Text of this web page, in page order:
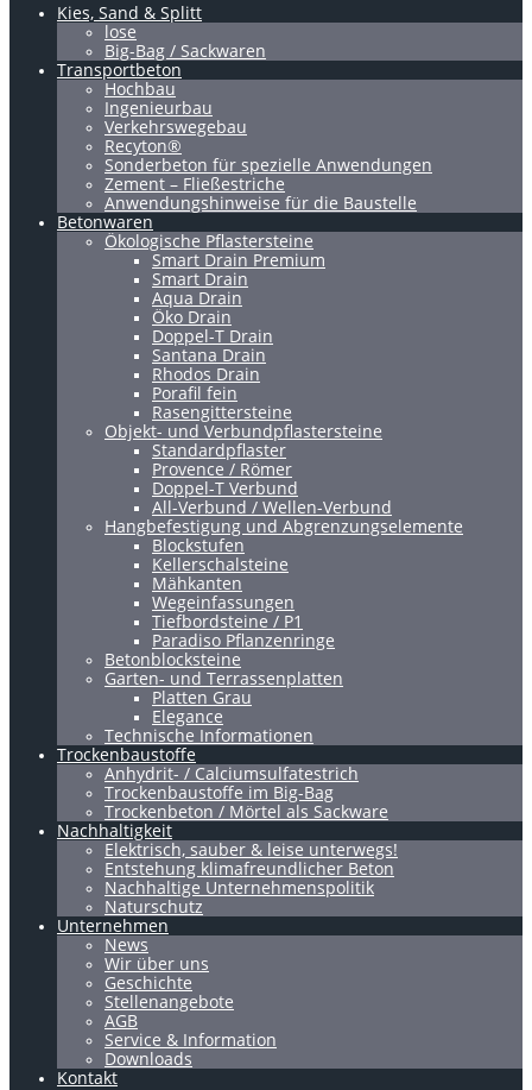
Kies, Sand & Splitt
lose
Big-Bag / Sackwaren
Transportbeton
Hochbau
Ingenieurbau
Verkehrswegebau
Recyton®
Sonderbeton für spezielle Anwendungen
Zement – Fließestriche
Anwendungshinweise für die Baustelle
Betonwaren
Ökologische Pflastersteine
Smart Drain Premium
Smart Drain
Aqua Drain
Öko Drain
Doppel-T Drain
Santana Drain
Rhodos Drain
Porafil fein
Rasengittersteine
Objekt- und Verbundpflastersteine
Standardpflaster
Provence / Römer
Doppel-T Verbund
All-Verbund / Wellen-Verbund
Hangbefestigung und Abgrenzungselemente
Blockstufen
Kellerschalsteine
Mähkanten
Wegeinfassungen
Tiefbordsteine / P1
Paradiso Pflanzenringe
Betonblocksteine
Garten- und Terrassenplatten
Platten Grau
Elegance
Technische Informationen
Trockenbaustoffe
Anhydrit- / Calciumsulfatestrich
Trockenbaustoffe im Big-Bag
Trockenbeton / Mörtel als Sackware
Nachhaltigkeit
Elektrisch, sauber & leise unterwegs!
Entstehung klimafreundlicher Beton
Nachhaltige Unternehmenspolitik
Naturschutz
Unternehmen
News
Wir über uns
Geschichte
Stellenangebote
AGB
Service & Information
Downloads
Kontakt